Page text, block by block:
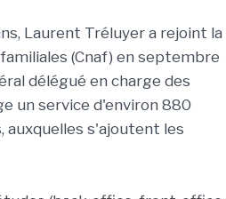
Laurent Tréluyer a rejoint la
(Cnaf) en septembre
délégué en charge des
un service d'environ 880
auxquelles s'ajoutent les